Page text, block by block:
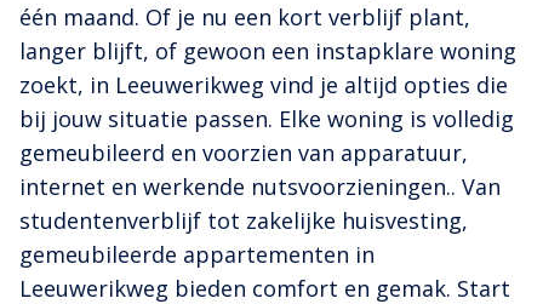
één maand. Of je nu een kort verblijf plant,
langer blijft, of gewoon een instapklare woning
zoekt, in Leeuwerikweg vind je altijd opties die
bij jouw situatie passen. Elke woning is volledig
gemeubileerd en voorzien van apparatuur,
internet en werkende nutsvoorzieningen.. Van
studentenverblijf tot zakelijke huisvesting,
gemeubileerde appartementen in
Leeuwerikweg bieden comfort en gemak. Start